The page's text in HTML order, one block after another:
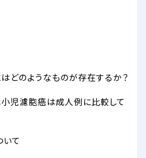
どのようなものが存在するか？
児濾胞癌は成人例に比較して
て